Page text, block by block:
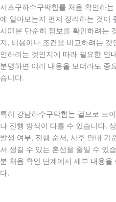
서초구하수구막힘를 처음 확인하
에 알아보는지 먼저 정리하는 것이
시01분 단순히 정보를 확인하려는
지, 비용이나 조건을 비교하려는
인하려는 것인지에 따라 필요한 안
분명하면 여러 내용을 보더라도 중
습니다.
특히 강남하수구막힘는 겉으로 보
나 진행 방식이 다를 수 있습니다.
발생 여부, 진행 순서, 사후 안내 기
서 생길 수 있는 혼선을 줄일 수 있
분 처음 확인 단계에서 세부 내용
다.